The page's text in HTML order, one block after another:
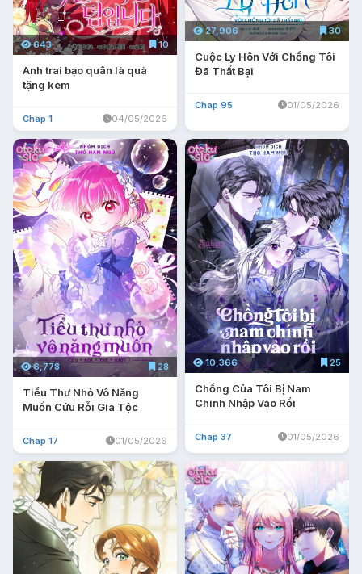
643 10
Anh trai bạo quân là quà
tặng kèm
Chap 1 04/05/2026
27,906 30
Cuộc Ly Hôn Với Chồng Tôi
Đã Thất Bại
Chap 95 01/05/2026
6,778 28
Tiểu Thư Nhỏ Vô Năng
Muốn Cứu Rỗi Gia Tộc
Chap 17 01/05/2026
10,366 25
Chồng Của Tôi Bị Nam
Chính Nhập Vào Rồi
Chap 37 01/05/2026